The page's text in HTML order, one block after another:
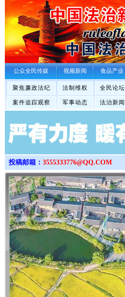
公众全民传媒 视频新闻 食品产业
聚焦廉政法纪 法制维权 全民论坛
案件追踪观察 军事动态 法治新闻
投稿邮箱： 3555333776@QQ.COM